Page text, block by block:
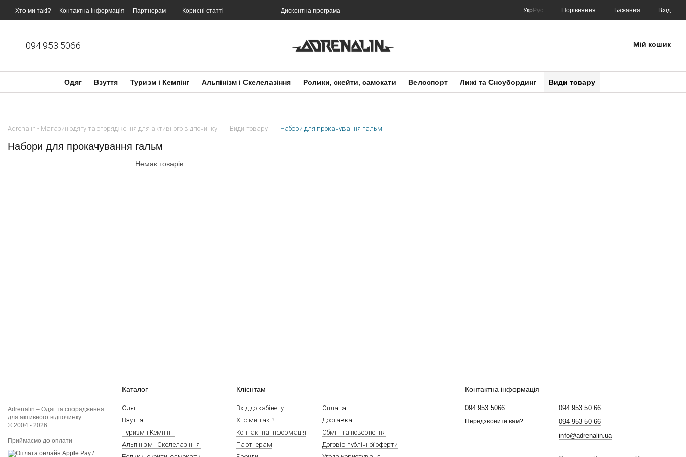
Перейти до основного контенту
Хто ми такі? Контактна інформація Партнерам Корисні статті Дисконтна програма УкрРус Порівняння Бажання Вхід
094 953 5066 Мій кошик
Одяг Взуття Туризм і Кемпінг Альпінізм і Скелелазіння Ролики, скейти, самокати Велоспорт Лижі та Сноубординг Види товару
Adrenalin - Магазин одягу та спорядження для активного відпочинку Види товару Набори для прокачування гальм
Набори для прокачування гальм
Немає товарів
Adrenalin – Одяг та спорядження
для активного відпочинку
© 2004 - 2026
Приймаємо до оплати
Каталог
Одяг
Взуття
Туризм і Кемпінг
Альпінізм і Скелелазіння
Клієнтам
Вхід до кабінету
Хто ми такі?
Контактна інформація
Партнерам
Оплата
Доставка
Обмін та повернення
Договір публічної оферти
Контактна інформація
094 953 5066
Передзвонити вам?
094 953 50 66
094 953 50 66
info@adrenalin.ua